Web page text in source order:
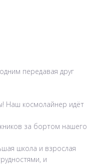
передавая друг
Наш космолайнер идёт
за бортом нашего
школа и взрослая
и